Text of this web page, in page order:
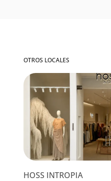
OTROS LOCALES
HOSS INTROPIA